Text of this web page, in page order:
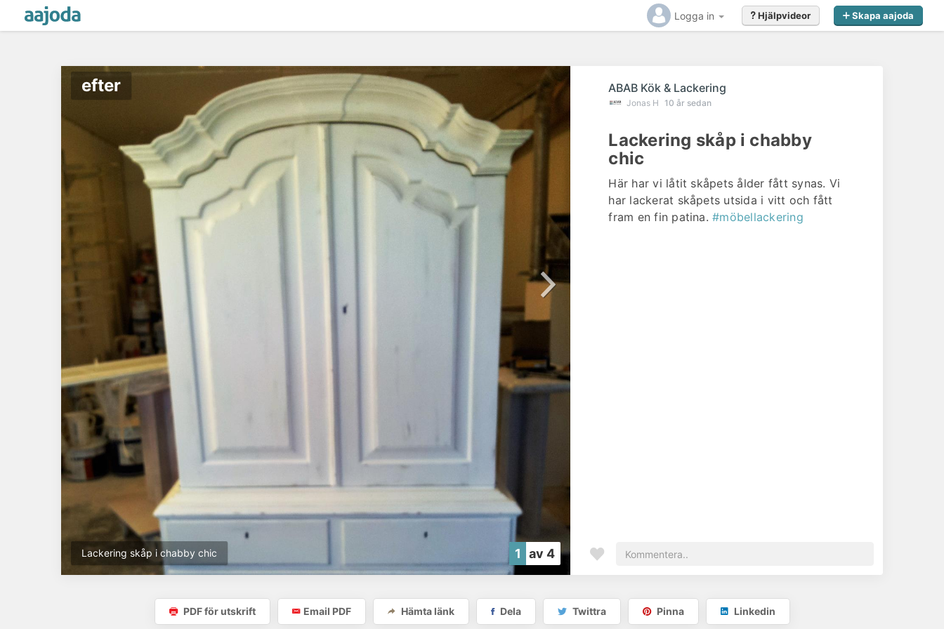
Logga in Skapa aajoda
Hjälpvideor
efter
Lackering skåp i chabby chic
efter
möbellackering i chabby chic
1 av 4
ABAB Kök & Lackering
Jonas H 10 år sedan
Lackering skåp i chabby
chic
Här har vi låtit skåpets ålder fått synas. Vi
har lackerat skåpets utsida i vitt och fått
fram en fin patina.#möbellackering
PDF för utskrift Email PDF Hämta länk Dela Twittra Pinna Linkedin